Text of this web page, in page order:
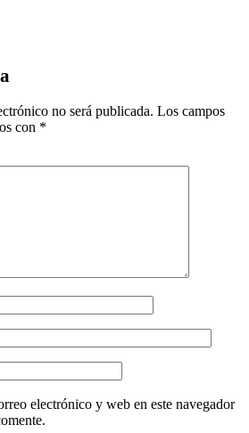
no será publicada. Los campos
con *
electrónico y web en este navegador